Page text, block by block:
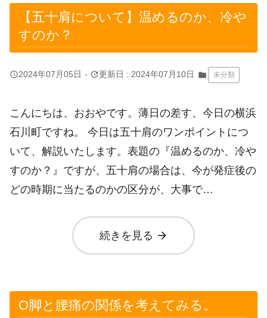
【五十肩について】温めるのか、冷や
すのか？
query_builder2024年07月05日 - update更新日 : 2024年07月10日 folder 未分類
こんにちは、おおやです。薄日の差す、今日の横浜
石川町ですね。 今日は五十肩のワンポイントにつ
いて、解説いたします。表題の『温めるのか、冷や
すのか？』ですが、五十肩の場合は、今が発症後の
どの時期に当たるのかの区分が、大事で…
続きを見る arrow_forward
O脚と腰痛の関係を考えてみる。